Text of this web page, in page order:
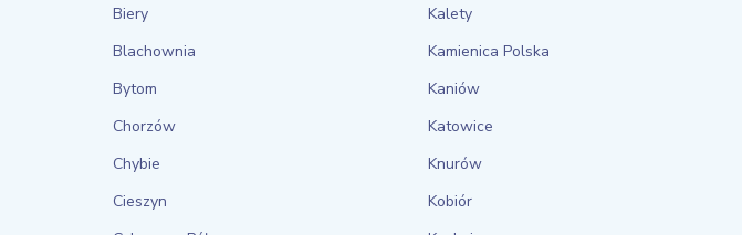
Biery
Blachownia
Bytom
Chorzów
Chybie
Cieszyn
Kalety
Kamienica Polska
Kaniów
Katowice
Knurów
Kobiór